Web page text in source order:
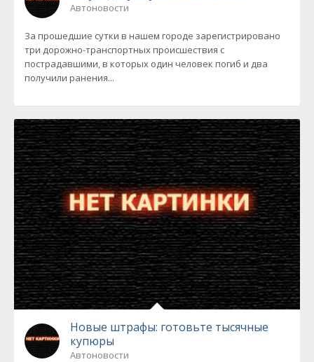
Автоновости
За прошедшие сутки в нашем городе зарегистрировано
три дорожно-транспортных происшествия с
пострадавшими, в которых один человек погиб и два
получили ранения...
Новые штрафы: готовьте тысячные
купюры
Автоновости